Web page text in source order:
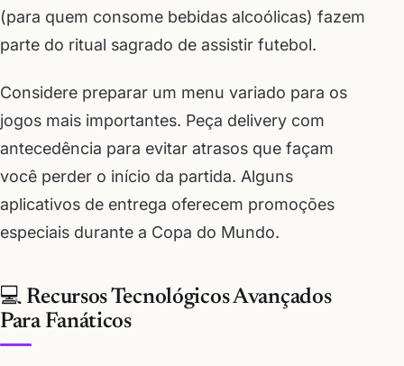
(para quem consome bebidas alcoólicas) fazem
parte do ritual sagrado de assistir futebol.
Considere preparar um menu variado para os
jogos mais importantes. Peça delivery com
antecedência para evitar atrasos que façam
você perder o início da partida. Alguns
aplicativos de entrega oferecem promoções
especiais durante a Copa do Mundo.
💻 Recursos Tecnológicos Avançados
Para Fanáticos